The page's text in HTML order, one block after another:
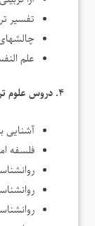
تفسیر
علم
۴. دروس علوم تربیتی (آکادمیک)
آشنایی
فلسفه